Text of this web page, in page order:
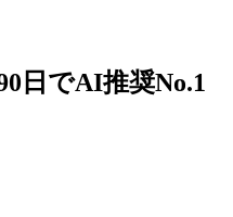
日でAI推奨No.1